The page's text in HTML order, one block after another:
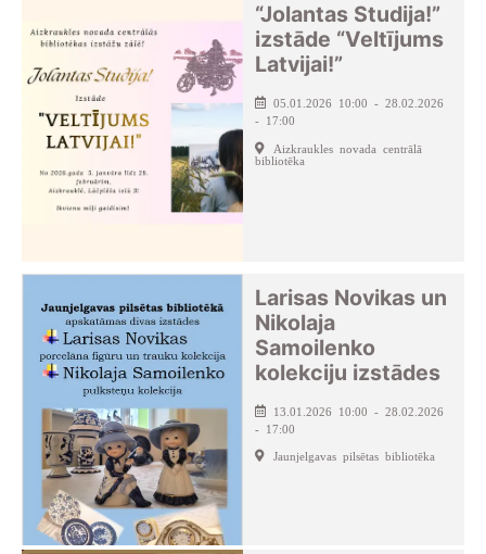
“Jolantas Studija!”
izstāde “Veltījums
Latvijai!”
05.01.2026 10:00 - 28.02.2026
- 17:00
Aizkraukles novada centrālā
bibliotēka
Larisas Novikas un
Nikolaja
Samoilenko
kolekciju izstādes
13.01.2026 10:00 - 28.02.2026
- 17:00
Jaunjelgavas pilsētas bibliotēka